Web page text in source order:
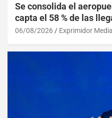
Se consolida el
capta el 58 % de las
06/08/2026 Exprimidor Media